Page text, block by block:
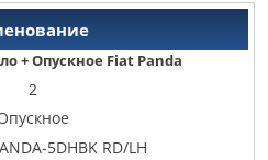
+ Опускное Fiat Panda
2
5DHBK RD/LH